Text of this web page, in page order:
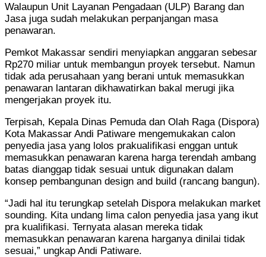
Walaupun Unit Layanan Pengadaan (ULP) Barang dan
Jasa juga sudah melakukan perpanjangan masa
penawaran.
Pemkot Makassar sendiri menyiapkan anggaran sebesar
Rp270 miliar untuk membangun proyek tersebut. Namun
tidak ada perusahaan yang berani untuk memasukkan
penawaran lantaran dikhawatirkan bakal merugi jika
mengerjakan proyek itu.
Terpisah, Kepala Dinas Pemuda dan Olah Raga (Dispora)
Kota Makassar Andi Patiware mengemukakan calon
penyedia jasa yang lolos prakualifikasi enggan untuk
memasukkan penawaran karena harga terendah ambang
batas dianggap tidak sesuai untuk digunakan dalam
konsep pembangunan design and build (rancang bangun).
“Jadi hal itu terungkap setelah Dispora melakukan market
sounding. Kita undang lima calon penyedia jasa yang ikut
pra kualifikasi. Ternyata alasan mereka tidak
memasukkan penawaran karena harganya dinilai tidak
sesuai,” ungkap Andi Patiware.